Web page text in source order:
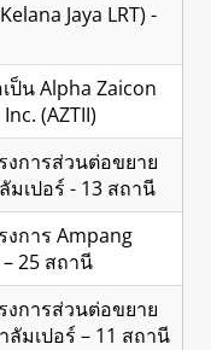
Jaya LRT) -
ป็น Alpha Zaicon
(AZTII)
การส่วนต่อขยาย
มเปอร์ - 13 สถานี
การ Ampang
25 สถานี
การส่วนต่อขยาย
ลัมเปอร์ – 11 สถานี